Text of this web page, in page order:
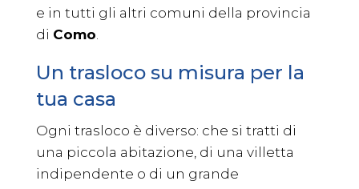
e in tutti gli altri comuni della provincia
di Como.
Un trasloco su misura per la
tua casa
Ogni trasloco è diverso: che si tratti di
una piccola abitazione, di una villetta
indipendente o di un grande